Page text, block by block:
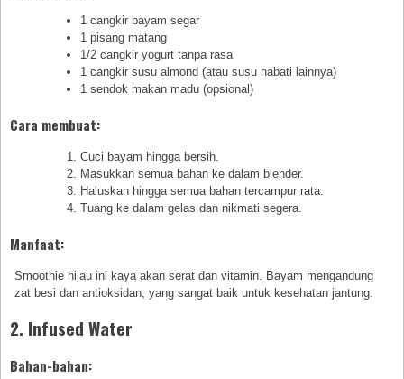
1 cangkir bayam segar
1 pisang matang
1/2 cangkir yogurt tanpa rasa
1 cangkir susu almond (atau susu nabati lainnya)
1 sendok makan madu (opsional)
Cara membuat:
Cuci bayam hingga bersih.
Masukkan semua bahan ke dalam blender.
Haluskan hingga semua bahan tercampur rata.
Tuang ke dalam gelas dan nikmati segera.
Manfaat:
Smoothie hijau ini kaya akan serat dan vitamin. Bayam mengandung
zat besi dan antioksidan, yang sangat baik untuk kesehatan jantung.
2. Infused Water
Bahan-bahan: